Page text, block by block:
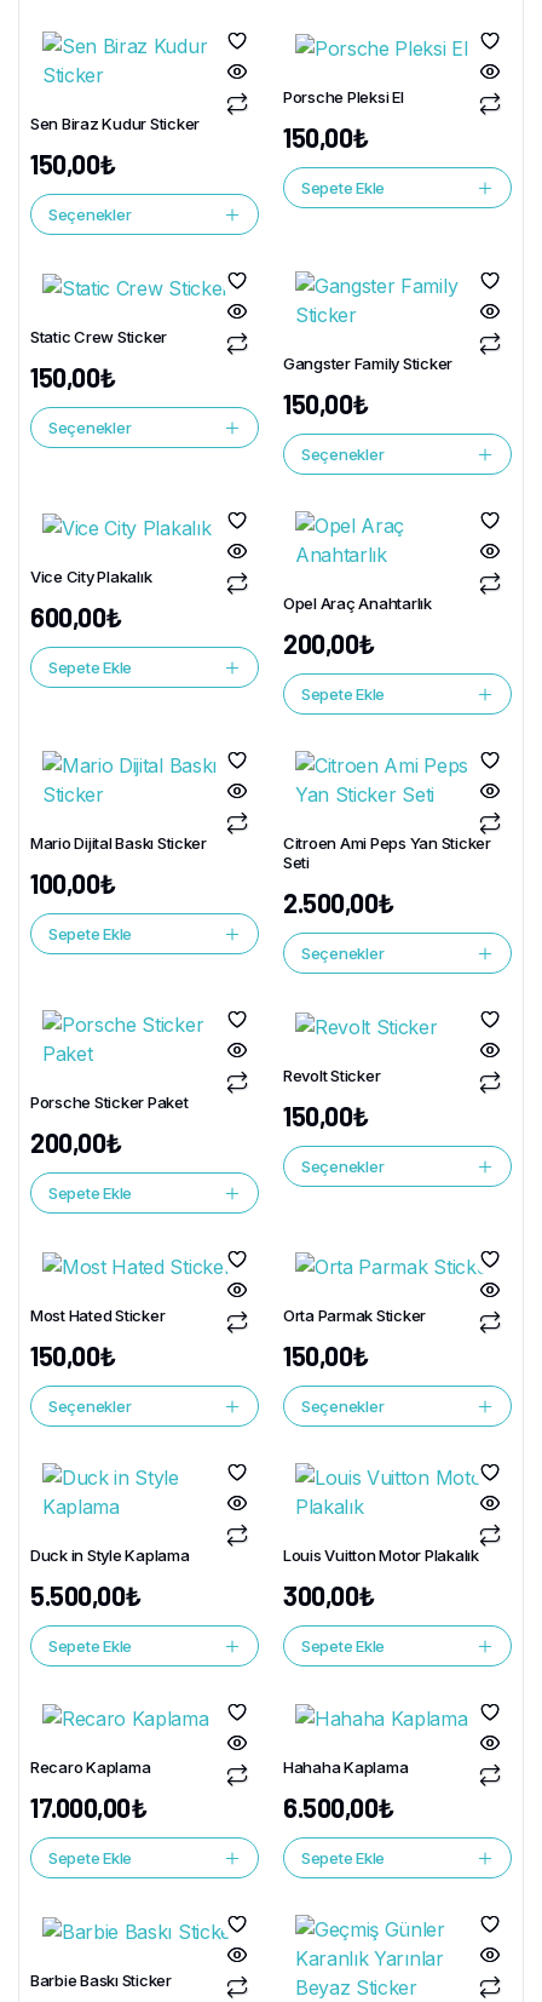
Sen Biraz Kudur Sticker
150,00₺
Seçenekler
Porsche Pleksi El
150,00₺
Sepete Ekle
Static Crew Sticker
150,00₺
Seçenekler
Gangster Family Sticker
150,00₺
Seçenekler
Vice City Plakalık
600,00₺
Sepete Ekle
Opel Araç Anahtarlık
200,00₺
Sepete Ekle
Mario Dijital Baskı Sticker
100,00₺
Sepete Ekle
Citroen Ami Peps Yan Sticker
Seti
2.500,00₺
Seçenekler
Porsche Sticker Paket
200,00₺
Sepete Ekle
Revolt Sticker
150,00₺
Seçenekler
Most Hated Sticker
150,00₺
Seçenekler
Orta Parmak Sticker
150,00₺
Seçenekler
Duck in Style Kaplama
5.500,00₺
Sepete Ekle
Louis Vuitton Motor Plakalık
300,00₺
Sepete Ekle
Recaro Kaplama
17.000,00₺
Sepete Ekle
Hahaha Kaplama
6.500,00₺
Sepete Ekle
Barbie Baskı Sticker